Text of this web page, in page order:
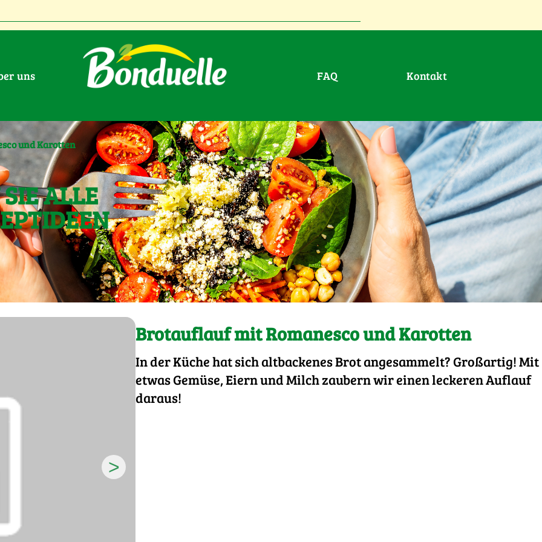
uns FAQ Kontakt
und Karotten
ALLE
>
Brotauflauf mit Romanesco und Karotten
In der Küche hat sich altbackenes Brot angesammelt? Großartig! Mit
etwas Gemüse, Eiern und Milch zaubern wir einen leckeren Auflauf
daraus!